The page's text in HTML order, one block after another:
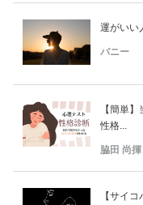
運がいい
バニー
【簡単
性格...
脇田 尚揮
【サイ